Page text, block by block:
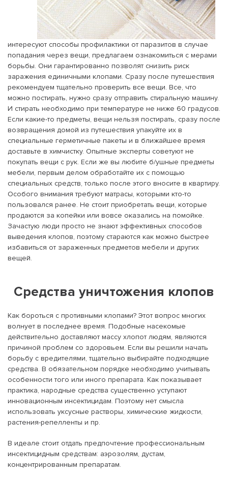
интересуют способы профилактики от паразитов в случае
попадания через вещи, предлагаем ознакомиться с мерами
борьбы. Они гарантированно позволят снизить риск
заражения единичными клопами. Сразу после путешествия
рекомендуем тщательно проверить все вещи. Все, что
можно постирать, нужно сразу отправить стиральную машину.
И стирать необходимо при температуре не ниже 60 градусов.
Если какие-то предметы, вещи нельзя постирать, сразу после
возвращения домой из путешествия упакуйте их в
специальные герметичные пакеты и в ближайшее время
доставьте в химчистку. Опытные эксперты советуют не
покупать вещи с рук. Если же вы любите б/ушные предметы
мебели, первым делом обработайте их с помощью
специальных средств, только после этого вносите в квартиру.
Особого внимания требуют матрасы, которыми кто-то
пользовался ранее. Не стоит приобретать вещи, которые
продаются за копейки или вовсе оказались на помойке.
Зачастую люди просто не знают эффективных способов
выведения клопов, поэтому стараются как можно быстрее
избавиться от зараженных предметов мебели и других
вещей.
Средства уничтожения клопов
Как бороться с противными клопами? Этот вопрос многих
волнует в последнее время. Подобные насекомые
действительно доставляют массу хлопот людям, являются
причиной проблем со здоровьем. Если вы решили начать
борьбу с вредителями, тщательно выбирайте подходящие
средства. В обязательном порядке необходимо учитывать
особенности того или иного препарата. Как показывает
практика, народные средства существенно уступают
инновационным инсектицидам. Поэтому нет смысла
использовать уксусные растворы, химические жидкости,
растения-репелленты и пр.
В идеале стоит отдать предпочтение профессиональным
инсектицидным средствам: аэрозолям, дустам,
концентрированным препаратам.